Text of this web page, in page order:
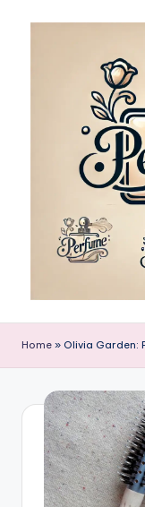
Home » Olivia Garden: